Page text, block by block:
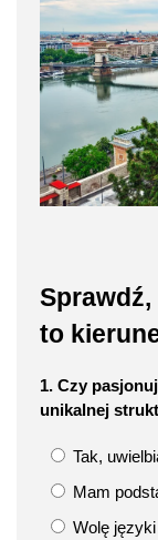
to
1. Czy
unikalnej
Tak,
Mam
Wolę